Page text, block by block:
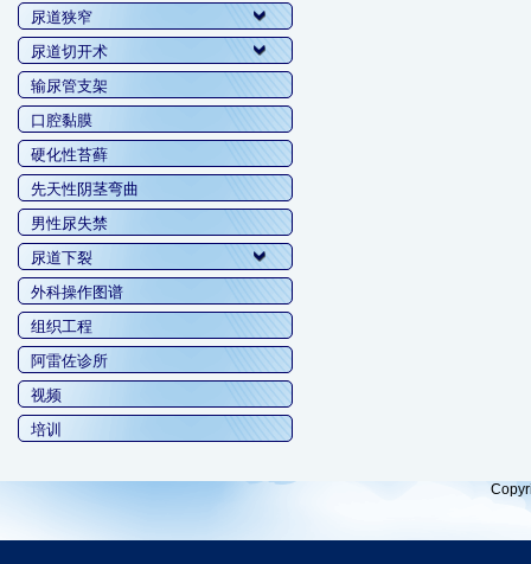
尿道狭窄
尿道切开术
输尿管支架
口腔黏膜
硬化性苔藓
先天性阴茎弯曲
男性尿失禁
尿道下裂
外科操作图谱
组织工程
阿雷佐诊所
视频
培训